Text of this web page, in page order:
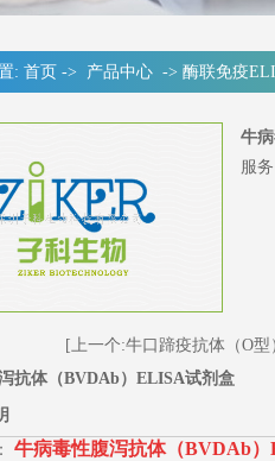
: 首页 -> 产品中心 -> 酶联免疫
牛
服
[上一个:牛口蹄疫抗体（O
抗体（BVDAb）ELISA试剂盒
牛病毒性腹泻抗体（BVDAb